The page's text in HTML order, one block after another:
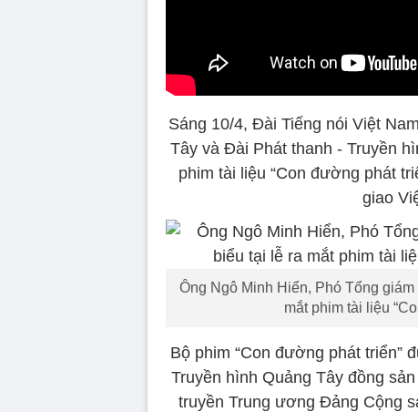
Sáng 10/4, Đài Tiếng nói Việt
Tây và Đài Phát thanh - Truyền
phim tài liệu “Con đường phát
giao
Ông Ngô Minh Hiển, Phó Tổng
mắt phim tài liệu
Bộ phim “Con đường phát triển”
Truyền hình Quảng Tây đồng
truyền Trung ương Đảng Cộng